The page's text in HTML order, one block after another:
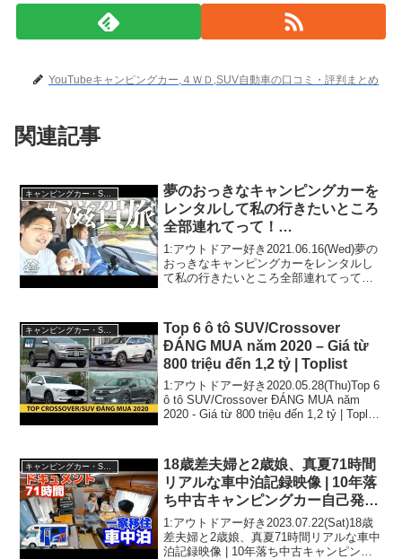
YouTubeキャンピングカー,４ＷＤ,SUV自動車の口コミ・評判まとめ
関連記事
夢のおっきなキャンピングカーを
レンタルして私の行きたいところ
全部連れてって！
【BondsCamper】
1:アウトドアー好き2021.06.16(Wed)夢の
おっきなキャンピングカーをレンタルし
て私の行きたいところ全部連れてって！
き2021.06.16(Wed...
Top 6 ô tô SUV/Crossover
ĐÁNG MUA năm 2020 – Giá từ
800 triệu đến 1,2 tỷ | Toplist
1:アウトドアー好き2020.05.28(Thu)Top 6
ô tô SUV/Crossover ĐÁNG MUA năm
2020 - Giá từ 800 triệu đến 1,2 tỷ | Toplist
キャンピングカー・SUV人気車種
18歳差夫婦と2歳娘、真夏71時間
リアルな車中泊記録映像 | 10年落
ち中古キャンピングカー自己発電
のみ2泊3日福井県移住内見車中泊
1:アウトドアー好き2023.07.22(Sat)18歳
差夫婦と2歳娘、真夏71時間リアルな車中
泊記録映像 | 10年落ち中古キャンピング